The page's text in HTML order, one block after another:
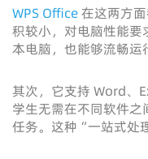
WPS Office在这两方
积较小，对电脑性能
本电脑，也能够流畅运
其次，它支持 Word、
学生无需在不同软件
任务。这种“一站式处